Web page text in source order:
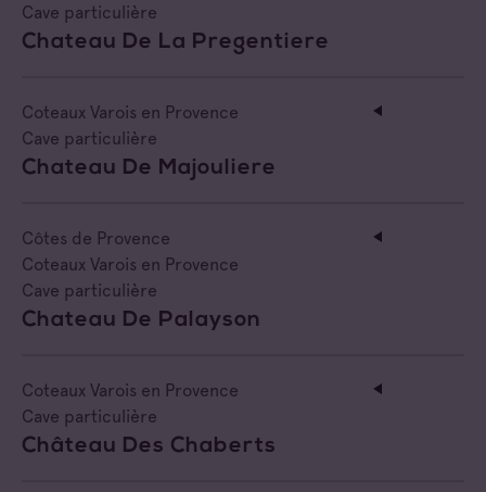
Cave particulière
Chateau De La Pregentiere
Coteaux Varois en Provence
Cave particulière
Chateau De Majouliere
Côtes de Provence
Coteaux Varois en Provence
Cave particulière
Chateau De Palayson
Coteaux Varois en Provence
Cave particulière
Château Des Chaberts